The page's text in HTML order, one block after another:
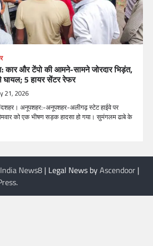
कार और टेंपो की आमने-सामने जोरदार भिड़ंत,
घायल; 5 हायर सेंटर रेफर​
21, 2026
अनूपशहर:-अनूपशहर-अलीगढ़ स्टेट हाईवे पर
को एक भीषण सड़क हादसा हो गया। सुमंगलम ढाबे के
India News8 | Legal News byAscendoor |
.